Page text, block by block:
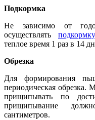
Подкормка
Не зависимо от
осуществлять подкормку
теплое время 1 раз в 14
Обрезка
Для формирования
периодическая обрезка.
прищипывать по
прищипывание
сантиметров.